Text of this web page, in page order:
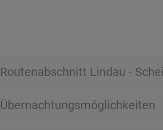
Routenabschnitt Lindau -
Übernachtungsmöglichkeiten